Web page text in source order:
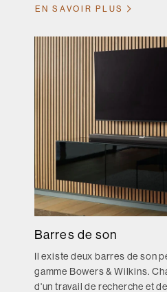
EN SAVOIR PLUS
Barres de son
Il existe deux barres de son
gamme Bowers & Wilkins.
d'un travail de recherche et